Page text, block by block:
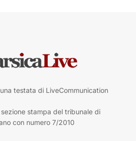
testata di LiveCommunication
stampa del tribunale di
con numero 7/2010